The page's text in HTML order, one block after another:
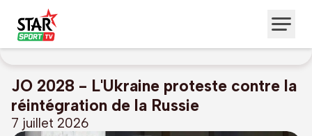
JO 2028 - L'Ukraine proteste contre la
réintégration de la Russie
7 juillet 2026